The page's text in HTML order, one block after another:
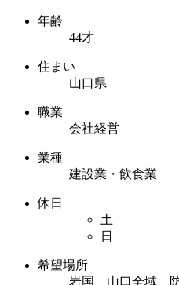
年齢
44才
住まい
山口県
職業
会社経営
業種
建設業・飲食業
休日
土
日
希望場所
岩国 山口全域